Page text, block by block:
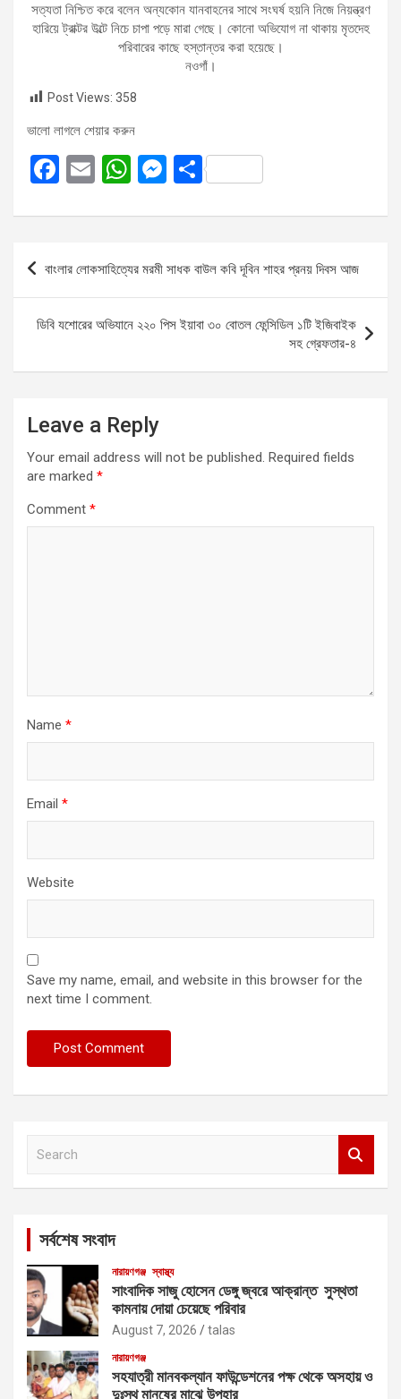
সত্যতা নিশ্চিত করে বলেন অন্যকোন যানবাহনের সাথে সংঘর্ষ হয়নি নিজে নিয়ন্ত্রণ
হারিয়ে ট্রাক্টর উল্টে নিচে চাপা পড়ে মারা গেছে। কোনো অভিযোগ না থাকায় মৃতদেহ
পরিবারের কাছে হস্তান্তর করা হয়েছে।
নওগাঁ।
Post Views: 358
ভালো লাগলে শেয়ার করুন
F
ce
o
o
k
E
ail
W
at
A
p
p
M
se
g
er
S
ar
e
Post
বাংলার লোকসাহিত্যের মরমী সাধক বাউল কবি দূবিন শাহর প্রনয় দিবস আজ
ডিবি যশোরের অভিযানে ২২০ পিস ইয়াবা ৩০ বোতল ফেন্সিডিল ১টি ইজিবাইক
সহ গ্রেফতার-৪
Leave a Reply
Your email address will not be published. Required fields
are marked *
Comment *
Name *
Email *
Website
Save my name, email, and website in this browser for the
next time I comment.
সর্বশেষ সংবাদ
নারায়ণগঞ্জ স্বাস্থ্য
সাংবাদিক সাজু হোসেন ডেঙ্গু জ্বরে আক্রান্ত সুস্থতা
কামনায় দোয়া চেয়েছে পরিবার
August 7, 2026 talas
নারায়ণগঞ্জ
সহযাত্রী মানবকল্যান ফাউন্ডেশনের পক্ষ থেকে অসহায় ও
দুঃস্থ মানুষের মাঝে উপহার